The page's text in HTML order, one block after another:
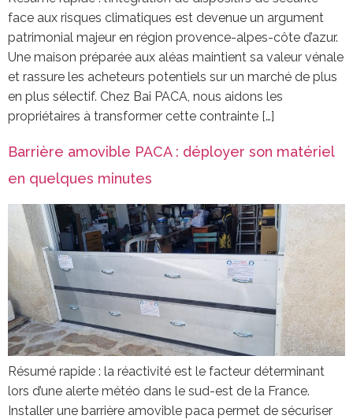
face aux risques climatiques est devenue un argument
patrimonial majeur en région provence-alpes-côte d’azur.
Une maison préparée aux aléas maintient sa valeur vénale
et rassure les acheteurs potentiels sur un marché de plus
en plus sélectif. Chez Bai PACA, nous aidons les
propriétaires à transformer cette contrainte […]
Barrière amovible PACA : déployer son matériel
en quelques minutes
Résumé rapide : la réactivité est le facteur déterminant
lors d’une alerte météo dans le sud-est de la France.
Installer une barrière amovible paca permet de sécuriser